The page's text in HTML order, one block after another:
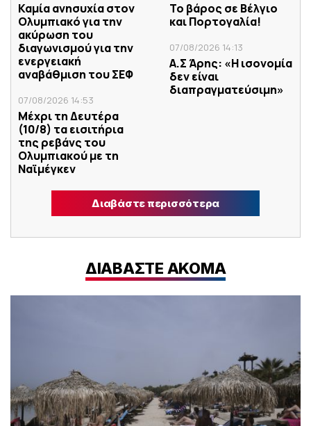
Καμία ανησυχία στον
Ολυμπιακό για την
ακύρωση του
διαγωνισμού για την
ενεργειακή
αναβάθμιση του ΣΕΦ
07/08/2026 14:53
Μέχρι τη Δευτέρα
(10/8) τα εισιτήρια
της ρεβάνς του
Ολυμπιακού με τη
Ναϊμέγκεν
Το βάρος σε Βέλγιο
και Πορτογαλία!
07/08/2026 14:13
Α.Σ Άρης: «Η ισονομία
δεν είναι
διαπραγματεύσιμη»
Διαβάστε περισσότερα
ΔΙΑΒΑΣΤΕ ΑΚΟΜΑ